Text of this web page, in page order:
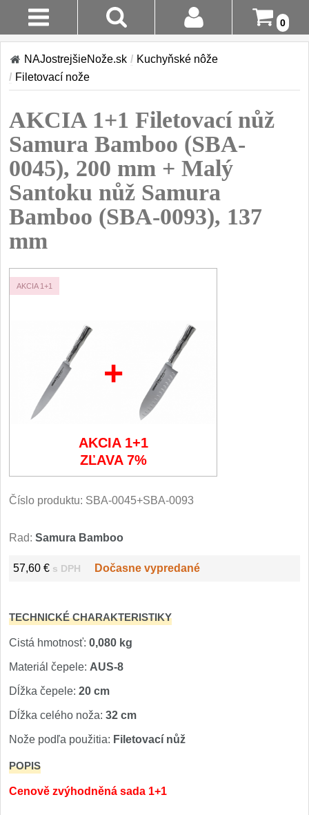
0
Stav
Objednávky
Registrácia
Doručenie
A Platba
Vrátenie Do
14 Dní
Reklamácia
Akcia!
Kuchyňské nôže
Sady nožov 9
Kuchařské nože
Univerzálny nože 50
Nože na ovoce a
zeleninu
Santoku nože
Filetovací nože
Nože na chleba 27
Vykosťovací nože
Steakové nože 2
Plátkovací nože 27
Porcovací nože
Sekáčky a speciální nože
Príslušenstvo 2
Vreckové 6
Turistické
Speciální 4
NAJostrejšieNože.sk / Kuchyňské nôže
/ Filetovací nože
AKCIA 1+1 Filetovací nůž
Samura Bamboo (SBA-
0045), 200 mm + Malý
Santoku nůž Samura
Bamboo (SBA-0093), 137
mm
AKCIA 1+1
+
AKCIA 1+1
ZĽAVA 7%
Číslo produktu: SBA-0045+SBA-0093
Rad: Samura Bamboo
57,60 € s DPH Dočasne vypredané
TECHNICKÉ CHARAKTERISTIKY
Cistá hmotnosť: 0,080 kg
Materiál čepele: AUS-8
Dĺžka čepele: 20 cm
Dĺžka celého noža: 32 cm
Nože podľa použitia: Filetovací nůž
POPIS
Cenově zvýhodněná sada 1+1